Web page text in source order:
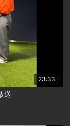
23:33
送